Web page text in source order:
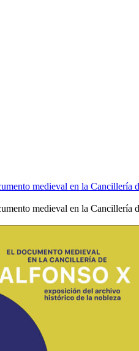
medieval en la Cancillería
medieval en la Cancillería